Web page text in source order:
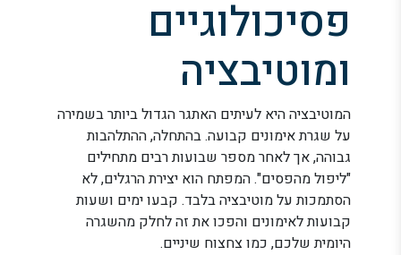
פסיכולוגיים
ומוטיבציה
המוטיבציה היא לעיתים האתגר הגדול ביותר בשמירה
על שגרת אימונים קבועה. בהתחלה, ההתלהבות
גבוהה, אך לאחר מספר שבועות רבים מתחילים
"ליפול מהפסים". המפתח הוא יצירת הרגלים, לא
הסתמכות על מוטיבציה בלבד. קבעו ימים ושעות
קבועות לאימונים והפכו את זה לחלק מהשגרה
היומית שלכם, כמו צחצוח שיניים.